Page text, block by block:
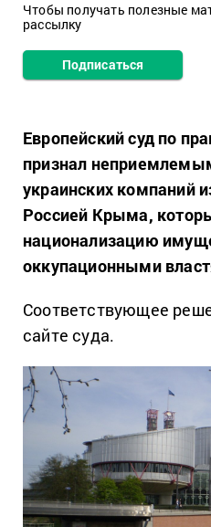
Чтобы получать полезные
рассылку
Подписаться
Европейский суд по
признал
украинских компаний
Россией Крыма,
национализацию
оккупационными
Соответствующее
сайте суда.